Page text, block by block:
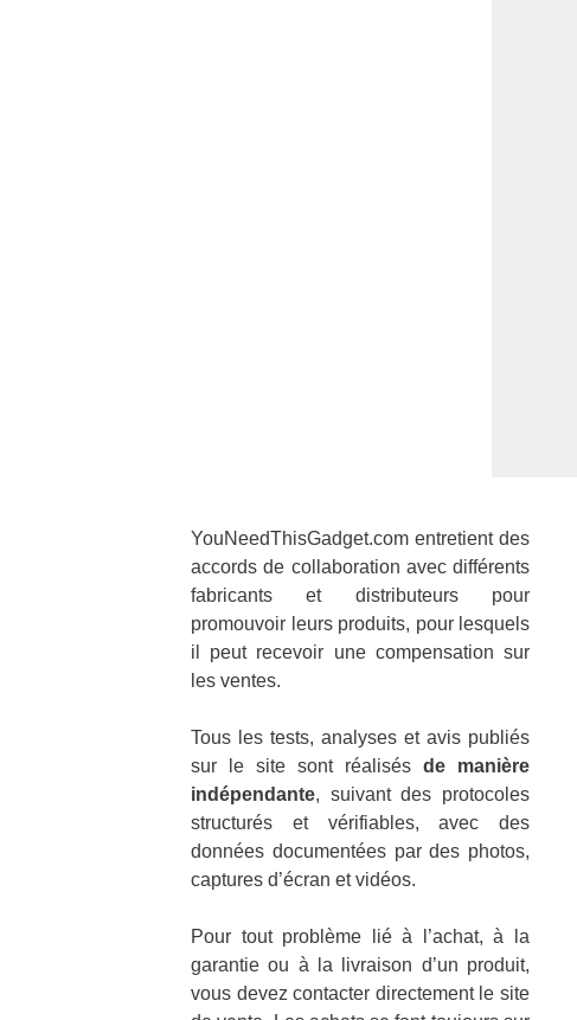
YouNeedThisGadget.com entretient des
accords de collaboration avec différents
fabricants et distributeurs pour
promouvoir leurs produits, pour lesquels
il peut recevoir une compensation sur
les ventes.
Tous les tests, analyses et avis publiés
sur le site sont réalisés de manière
indépendante, suivant des protocoles
structurés et vérifiables, avec des
données documentées par des photos,
captures d’écran et vidéos.
Pour tout problème lié à l’achat, à la
garantie ou à la livraison d’un produit,
vous devez contacter directement le site